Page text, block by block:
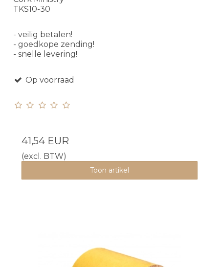
TKS10-30
- veilig betalen!
- goedkope zending!
- snelle levering!
Op voorraad
41,54 EUR
(excl. BTW)
Toon artikel